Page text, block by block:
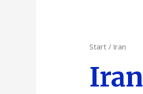
Start/ Iran
Iran